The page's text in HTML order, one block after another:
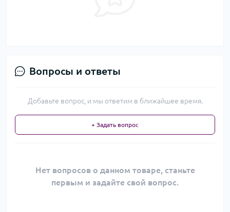
Вопросы и ответы
Добавьте вопрос, и мы ответим в ближайшее время.
+ Задать вопрос
Нет вопросов о данном товаре, станьте
первым и задайте свой вопрос.